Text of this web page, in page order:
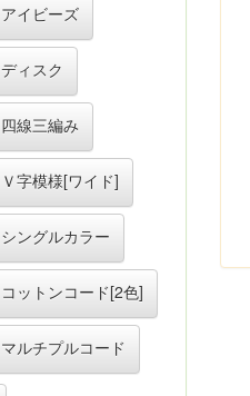
アイビーズ
ディスク
四線三編み
Ｖ字模様[ワイド]
シングルカラー
コットンコード[2色]
マルチプルコード